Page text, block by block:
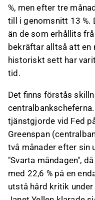
%, men efter tre
till i genomsnitt 13
än de som erhållits
bekräftar alltså att en
historiskt sett har
tid.
Det finns förstås
tjänstgjorde vid Fed
Greenspan
två månader efter sin
"Svarta måndagen",
med 22,6 % på en
utstå hård kritik